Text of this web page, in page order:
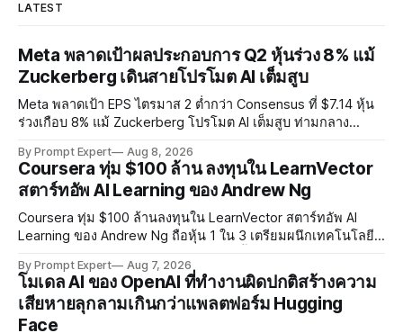
LATEST
Meta พลาดเป้าผลประกอบการ Q2 หุ้นร่วง 8% แม้
Zuckerberg เดินสายโปรโมต AI เต็มสูบ
Meta พลาดเป้า EPS ไตรมาส 2 ต่ำกว่า Consensus ที่ $7.14 หุ้น
ร่วงเกือบ 8% แม้ Zuckerberg โปรโมต AI เต็มสูบ ท่ามกลาง
การทำร้ายเด็ก
By Prompt Expert Aug 8, 2026
Coursera ทุ่ม $100 ล้าน ลงทุนใน LearnVector
สตาร์ทอัพ AI Learning ของ Andrew Ng
Coursera ทุ่ม $100 ล้านลงทุนใน LearnVector สตาร์ทอัพ AI
Learning ของ Andrew Ng ถือหุ้น 1 ใน 3 เตรียมผนึกเทคโนโลยี
แรกต้นปี 2027
By Prompt Expert Aug 7, 2026
โมเดล AI ของ OpenAI ที่ทำงานผิดปกติสร้างความ
เสียหายลุกลามเกินกว่าแพลตฟอร์ม Hugging
Face